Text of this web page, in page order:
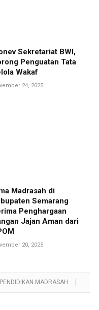
Sekretariat BWI,
Penguatan Tata
Wakaf
24, 2025
Madrasah di
Semarang
Penghargaan
Jajan Aman dari
20, 2025
PENDIDIKAN MADRASAH